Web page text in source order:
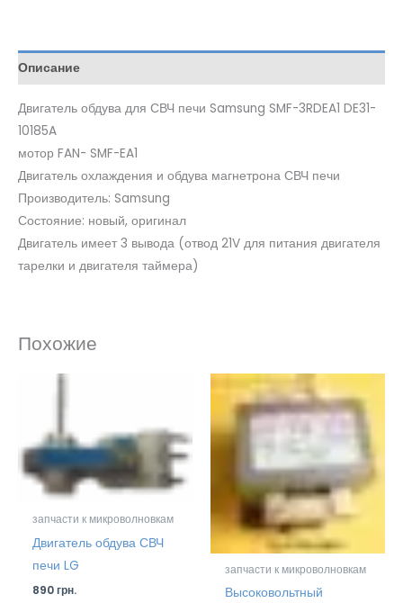
Описание
Двигатель обдува для СВЧ печи Samsung SMF-3RDEA1 DE31-
10185A
мотор FAN- SMF-EA1
Двигатель охлаждения и обдува магнетрона СВЧ печи
Производитель: Samsung
Состояние: новый, оригинал
Двигатель имеет 3 вывода (отвод 21V для питания двигателя
тарелки и двигателя таймера)
Похожие
запчасти к микроволновкам
Двигатель обдува СВЧ
печи LG
890грн.
запчасти к микроволновкам
Высоковольтный